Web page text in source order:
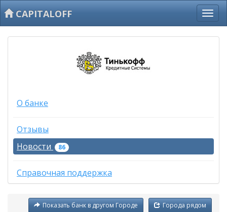
CAPITALOFF
О банке
Отзывы
Новости
86
Справочная поддержка
Города рядом
Показать банк в другом Городе